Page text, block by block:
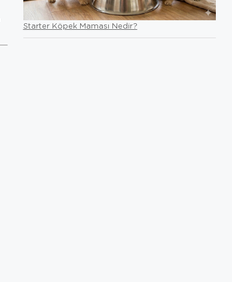
Starter Köpek Maması Nedir?